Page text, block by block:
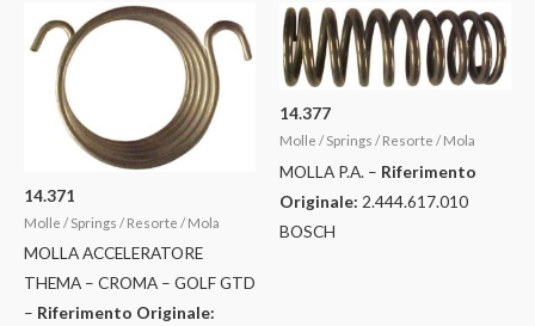
14.371
Molle / Springs / Resorte / Mola
MOLLA ACCELERATORE
THEMA – CROMA – GOLF GTD
– Riferimento Originale:
14.377
Molle / Springs / Resorte / Mola
MOLLA P.A. – Riferimento
Originale: 2.444.617.010
BOSCH